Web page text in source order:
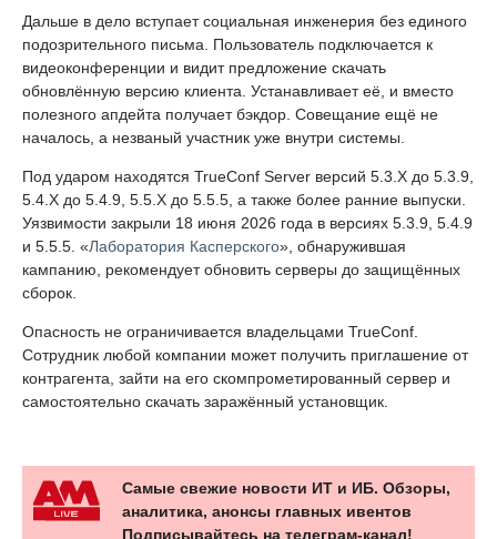
Дальше в дело вступает социальная инженерия без единого
подозрительного письма. Пользователь подключается к
видеоконференции и видит предложение скачать
обновлённую версию клиента. Устанавливает её, и вместо
полезного апдейта получает бэкдор. Совещание ещё не
началось, а незваный участник уже внутри системы.
Под ударом находятся TrueConf Server версий 5.3.X до 5.3.9,
5.4.X до 5.4.9, 5.5.X до 5.5.5, а также более ранние выпуски.
Уязвимости закрыли 18 июня 2026 года в версиях 5.3.9, 5.4.9
и 5.5.5. «Лаборатория Касперского», обнаружившая
кампанию, рекомендует обновить серверы до защищённых
сборок.
Опасность не ограничивается владельцами TrueConf.
Сотрудник любой компании может получить приглашение от
контрагента, зайти на его скомпрометированный сервер и
самостоятельно скачать заражённый установщик.
Самые свежие новости ИТ и ИБ. Обзоры,
аналитика, анонсы главных ивентов
Подписывайтесь на телеграм-канал!